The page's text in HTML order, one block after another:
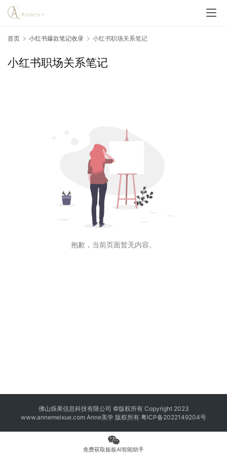
首页 小红书爆款笔记收录 小红书职场关系笔记
小红书职场关系笔记
抱歉，当前页面暂无内容。
佛山烁果信息科技有限公司 ©版权所有 Copyright 2023
www.annemeixue.com Anne美学 版权所有 粤ICP备2022149204号
免费获取板板AI智能助手